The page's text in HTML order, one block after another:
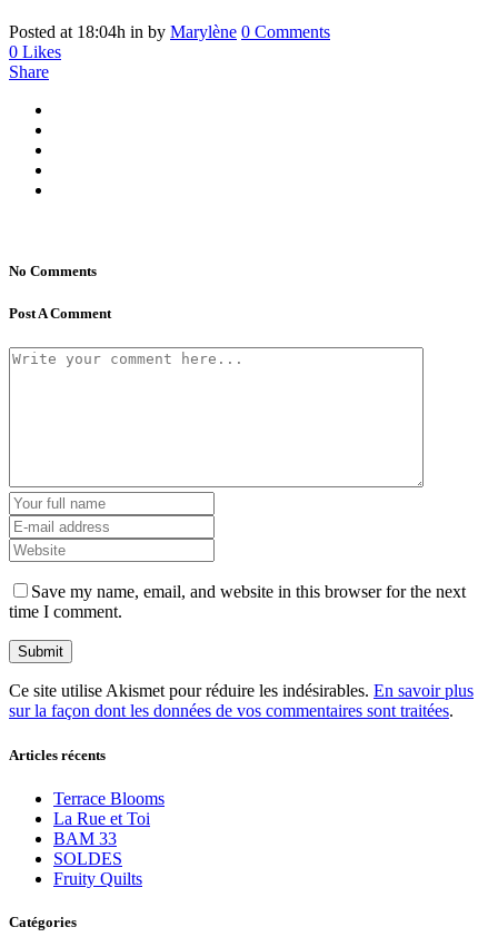
Posted at 18:04h in by Marylène 0 Comments
0 Likes
Share
No Comments
Post A Comment
Save my name, email, and website in this browser for the next
time I comment.
Ce site utilise Akismet pour réduire les indésirables. En savoir plus
sur la façon dont les données de vos commentaires sont traitées.
Articles récents
Terrace Blooms
La Rue et Toi
BAM 33
SOLDES
Fruity Quilts
Catégories